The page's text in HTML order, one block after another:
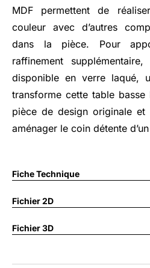
MDF permettent de
couleur avec d’autres
dans la pièce. Pour
raffinement
disponible en verre laqué,
transforme cette table
pièce de design originale et
aménager le coin détente
Fiche Technique
Fichier 2D
Fichier 3D